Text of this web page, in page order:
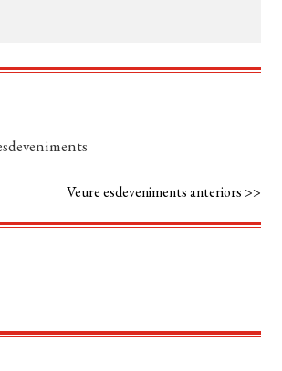
Veure esdeveniments anteriors >>